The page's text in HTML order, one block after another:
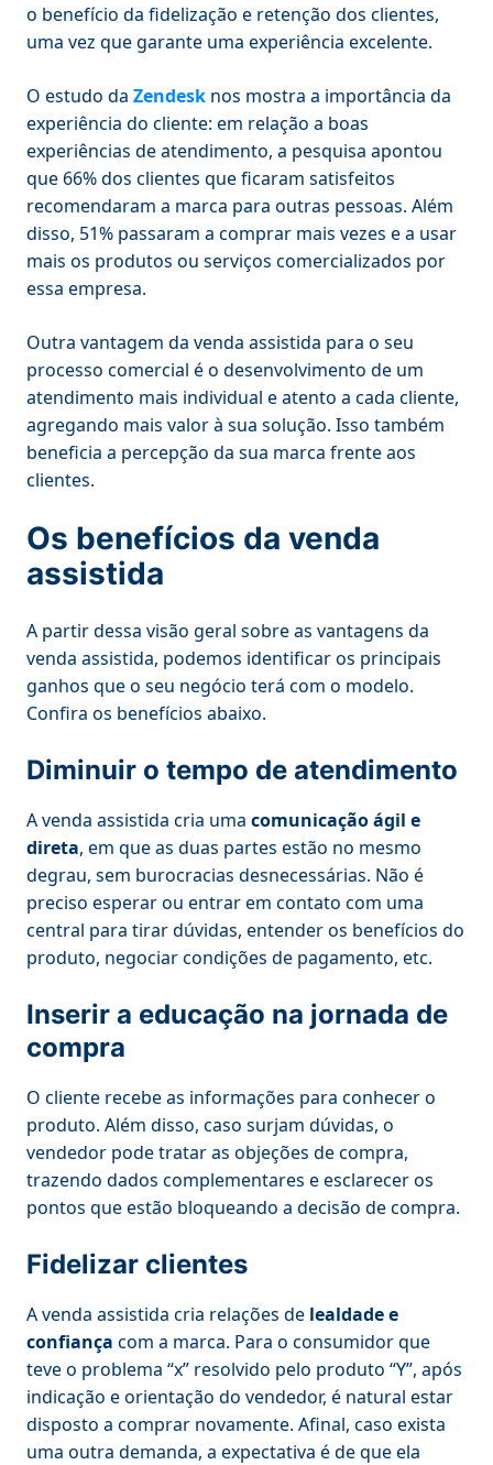
o benefício da fidelização e retenção dos clientes,
uma vez que garante uma experiência excelente.
O estudo da Zendesk nos mostra a importância da
experiência do cliente: em relação a boas
experiências de atendimento, a pesquisa apontou
que 66% dos clientes que ficaram satisfeitos
recomendaram a marca para outras pessoas. Além
disso, 51% passaram a comprar mais vezes e a usar
mais os produtos ou serviços comercializados por
essa empresa.
Outra vantagem da venda assistida para o seu
processo comercial é o desenvolvimento de um
atendimento mais individual e atento a cada cliente,
agregando mais valor à sua solução. Isso também
beneficia a percepção da sua marca frente aos
clientes.
Os benefícios da venda
assistida
A partir dessa visão geral sobre as vantagens da
venda assistida, podemos identificar os principais
ganhos que o seu negócio terá com o modelo.
Confira os benefícios abaixo.
Diminuir o tempo de atendimento
A venda assistida cria uma comunicação ágil e
direta, em que as duas partes estão no mesmo
degrau, sem burocracias desnecessárias. Não é
preciso esperar ou entrar em contato com uma
central para tirar dúvidas, entender os benefícios do
produto, negociar condições de pagamento, etc.
Inserir a educação na jornada de
compra
O cliente recebe as informações para conhecer o
produto. Além disso, caso surjam dúvidas, o
vendedor pode tratar as objeções de compra,
trazendo dados complementares e esclarecer os
pontos que estão bloqueando a decisão de compra.
Fidelizar clientes
A venda assistida cria relações de lealdade e
confiança com a marca. Para o consumidor que
teve o problema “x” resolvido pelo produto “Y”, após
indicação e orientação do vendedor, é natural estar
disposto a comprar novamente. Afinal, caso exista
uma outra demanda, a expectativa é de que ela